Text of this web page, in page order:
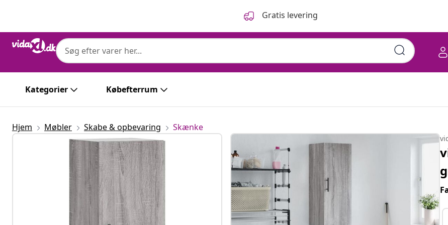
Gratis levering
Kategorier Købefterrum
Hjem Møbler Skabe & opbevaring Skænke